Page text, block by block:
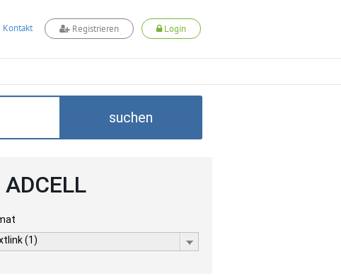
Kontakt Registrieren Login
suchen
(1)